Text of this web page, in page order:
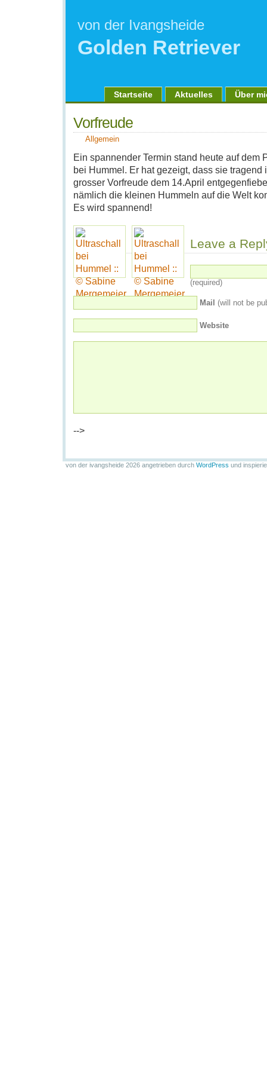
von der Ivangsheide
Golden Retriever
Startseite Aktuelles Über
Vorfreude
Allgemein
Ein spannender Termin stand heute auf dem
bei Hummel. Er hat gezeigt, dass sie tragend
grosser Vorfreude dem 14.April
nämlich die kleinen Hummeln auf die Welt
Es wird spannend!
Leave a
(required)
Mail (will not be
Website
-->
von der ivangsheide 2026 angetrieben durch WordPress und